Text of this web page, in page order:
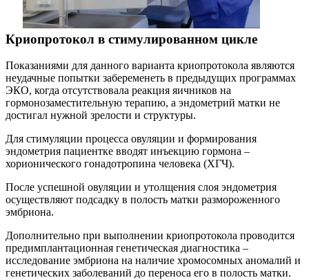
Криопротокол в стимулированном цикле
Показаниями для данного варианта криопротокола являются
неудачные попытки забеременеть в предыдущих программах
ЭКО, когда отсутствовала реакция яичников на
гормонозаместительную терапию, а эндометрий матки не
достигал нужной зрелости и структуры.
Для стимуляции процесса овуляции и формирования
эндометрия пациентке вводят инъекцию гормона –
хорионического гонадотропина человека (ХГЧ).
После успешной овуляции и утолщения слоя эндометрия
осуществляют подсадку в полость матки размороженного
эмбриона.
Дополнительно при выполнении криопротокола проводится
предимплантационная генетическая диагностика –
исследование эмбриона на наличие хромосомных аномалий и
генетических заболеваний до переноса его в полость матки.